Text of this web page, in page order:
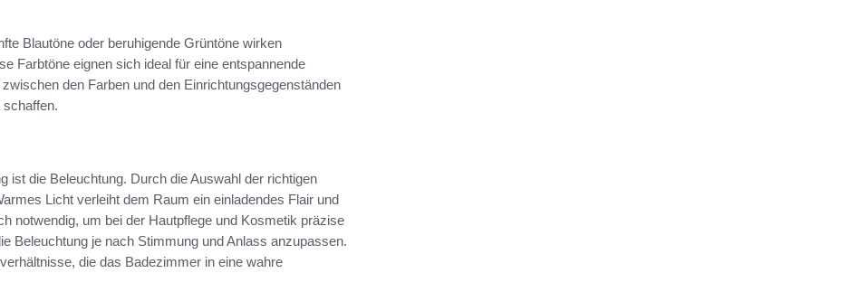
Blautöne oder beruhigende Grüntöne wirken
Farbtöne eignen sich ideal für eine entspannende
den Farben und den Einrichtungsgegenständen
ist die Beleuchtung. Durch die Auswahl der richtigen
Licht verleiht dem Raum ein einladendes Flair und
notwendig, um bei der Hautpflege und Kosmetik präzise
Beleuchtung je nach Stimmung und Anlass anzupassen.
die das Badezimmer in eine wahre